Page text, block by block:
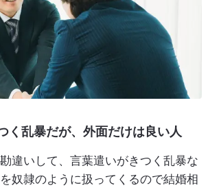
く乱暴だが、外面だけは良い人
違いして、言葉遣いがきつく乱暴な
奴隷のように扱ってくるので結婚相